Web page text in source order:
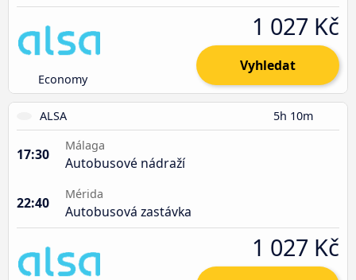
Economy
1 027 Kč
Vyhledat
ALSA 5h 10m
17:30
Málaga
Autobusové nádraží
22:40
Mérida
Autobusová zastávka
1 027 Kč